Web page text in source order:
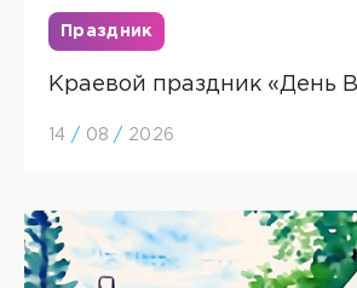
Праздник
Краевой праздник «День
14 / 08 / 2026